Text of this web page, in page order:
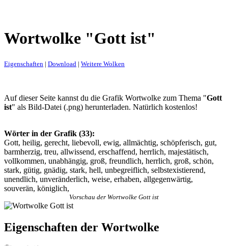
Wortwolke "Gott ist"
Eigenschaften | Download | Weitere Wolken
Auf dieser Seite kannst du die Grafik Wortwolke zum Thema "Gott
ist" als Bild-Datei (.png) herunterladen. Natürlich kostenlos!
Wörter in der Grafik (33):
Gott, heilig, gerecht, liebevoll, ewig, allmächtig, schöpferisch, gut,
barmherzig, treu, allwissend, erschaffend, herrlich, majestätisch,
vollkommen, unabhängig, groß, freundlich, herrlich, groß, schön,
stark, gütig, gnädig, stark, hell, unbegreiflich, selbstexistierend,
unendlich, unveränderlich, weise, erhaben, allgegenwärtig,
souverän, königlich,
Vorschau der Wortwolke Gott ist
Eigenschaften der Wortwolke